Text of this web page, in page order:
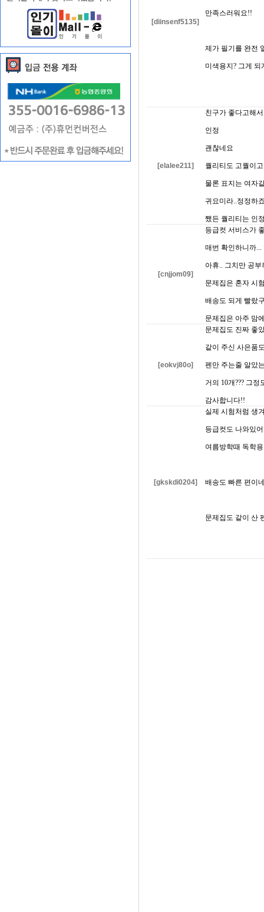
[diinsenf5135]
만족스러워요!!
제가 필기를 완전
미색용지? 그게
[elalee211]
친구가 좋다고해
인정
괜찮네요
퀄리티도 고퀄이고
물론 표지는 여자
귀요미라..정정하
쨌든 퀄리티는 인
[cnjjom09]
등급컷 서비스가
매번 확인하니까...
아휴.. 그치만 공부
문제집은 혼자 시
배송도 되게 빨랐
문제집은 아주 맘
[eokvj80o]
문제집도 진짜 좋
같이 주신 사은품
펜만 주는줄 알았
거의 10개??? 그
감사합니다!!
[gkskdi0204]
실제 시험처럼 생
등급컷도 나와있
여름방학때 독학
배송도 빠른 편이
문제집도 같이 산